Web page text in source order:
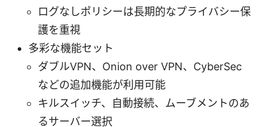
ログなしポリシーは長期的なプライバシー保
護を重視
多彩な機能セット
ダブルVPN、Onion over VPN、CyberSec
などの追加機能が利用可能
キルスイッチ、自動接続、ムーブメントのあ
るサーバー選択